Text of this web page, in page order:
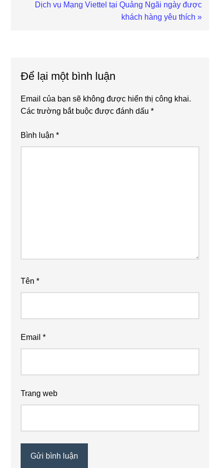
Bài
Dịch vụ Mạng Viettel tại Quảng Ngãi ngày được
khách hàng yêu thích »
Để lại một bình luận
Email của bạn sẽ không được hiển thị công khai.
Các trường bắt buộc được đánh dấu*
Bình luận*
Tên*
Email*
Trang web